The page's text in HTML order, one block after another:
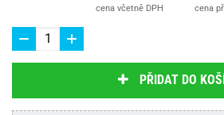
cena včetně DPH cena
PŘIDAT DO